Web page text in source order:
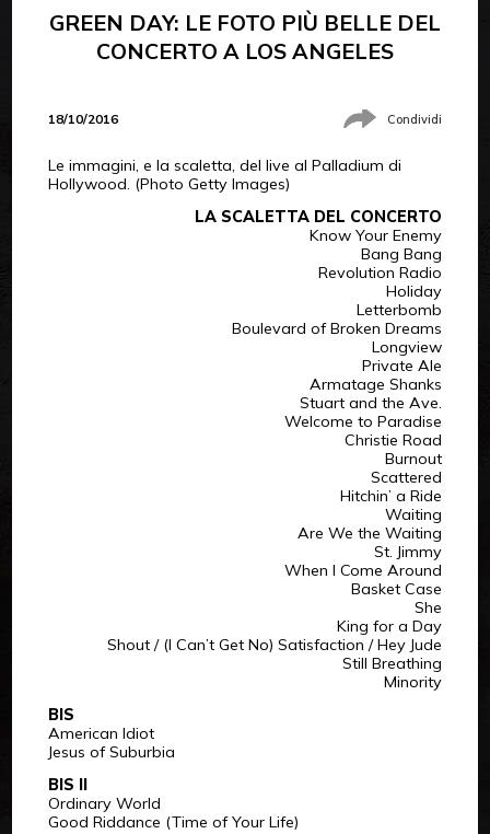
GREEN DAY: LE FOTO PIÙ BELLE DEL
CONCERTO A LOS ANGELES
18/10/2016 Condividi
Le immagini, e la scaletta, del live al Palladium di
Hollywood. (Photo Getty Images)
LA SCALETTA DEL CONCERTO
Know Your Enemy
Bang Bang
Revolution Radio
Holiday
Letterbomb
Boulevard of Broken Dreams
Longview
Private Ale
Armatage Shanks
Stuart and the Ave.
Welcome to Paradise
Christie Road
Burnout
Scattered
Hitchin’ a Ride
Waiting
Are We the Waiting
St. Jimmy
When I Come Around
Basket Case
She
King for a Day
Shout / (I Can’t Get No) Satisfaction / Hey Jude
Still Breathing
Minority
BIS
American Idiot
Jesus of Suburbia
BIS II
Ordinary World
Good Riddance (Time of Your Life)